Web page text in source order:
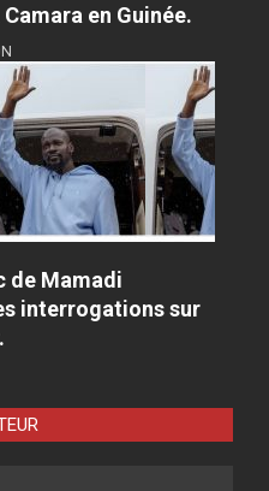
en Guinée.
de Mamadi
interrogations sur